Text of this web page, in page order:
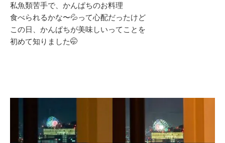
私魚類苦手で、かんぱちのお料理
食べられるかな〜💦って心配だったけど
この日、かんぱちが美味しいってことを
初めて知りました🤭